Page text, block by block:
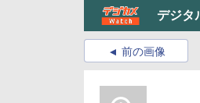
デジタ
前の画像